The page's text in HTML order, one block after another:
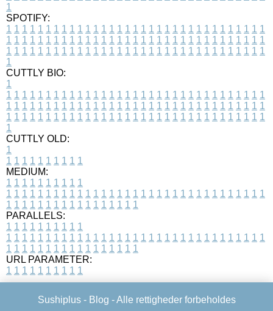
1
SPOTIFY:
1 1 1 1 1 1 1 1 1 1 1 1 1 1 1 1 1 1 1 1 1 1 1 1 1 1 1 1 1 1 1 1 1
1 1 1 1 1 1 1 1 1 1 1 1 1 1 1 1 1 1 1 1 1 1 1 1 1 1 1 1 1 1 1 1 1
1 1 1 1 1 1 1 1 1 1 1 1 1 1 1 1 1 1 1 1 1 1 1 1 1 1 1 1 1 1 1 1 1
1
CUTTLY BIO:
1
1 1 1 1 1 1 1 1 1 1 1 1 1 1 1 1 1 1 1 1 1 1 1 1 1 1 1 1 1 1 1 1 1
1 1 1 1 1 1 1 1 1 1 1 1 1 1 1 1 1 1 1 1 1 1 1 1 1 1 1 1 1 1 1 1 1
1 1 1 1 1 1 1 1 1 1 1 1 1 1 1 1 1 1 1 1 1 1 1 1 1 1 1 1 1 1 1 1 1
1
CUTTLY OLD:
1
1 1 1 1 1 1 1 1 1 1
MEDIUM:
1 1 1 1 1 1 1 1 1 1
1 1 1 1 1 1 1 1 1 1 1 1 1 1 1 1 1 1 1 1 1 1 1 1 1 1 1 1 1 1 1 1 1
1 1 1 1 1 1 1 1 1 1 1 1 1 1 1 1 1
PARALLELS:
1 1 1 1 1 1 1 1 1 1
1 1 1 1 1 1 1 1 1 1 1 1 1 1 1 1 1 1 1 1 1 1 1 1 1 1 1 1 1 1 1 1 1
1 1 1 1 1 1 1 1 1 1 1 1 1 1 1 1 1
URL PARAMETER:
1 1 1 1 1 1 1 1 1 1
Sushiplus - Blog - Alle rettigheder forbeholdes